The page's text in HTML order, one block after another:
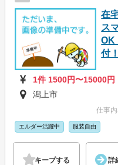
在
ス
OK
付
1件 1500円〜15000円
潟上市
仕事
エルダー活躍中 服装自由
キープする 詳